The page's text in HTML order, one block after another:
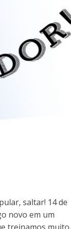
saltar! 14 de
novo em um
treinamos muito.